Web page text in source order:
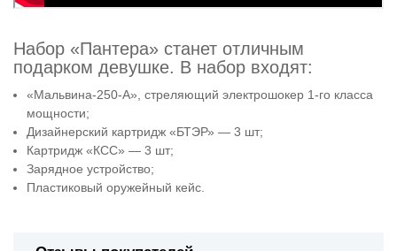
Набор «Пантера» станет отличным
подарком девушке. В набор входят:
«Мальвина-250-А», стреляющий электрошокер 1-го класса
мощности;
Дизайнерский картридж «БТЭР» — 3 шт;
Картридж «КСС» — 3 шт;
Зарядное устройство;
Пластиковый оружейный кейс.